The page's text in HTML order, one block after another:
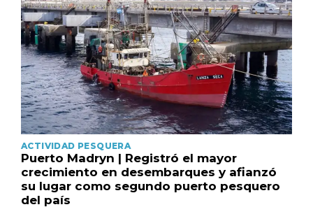
ACTIVIDAD PESQUERA
Puerto Madryn | Registró el mayor
crecimiento en desembarques y afianzó
su lugar como segundo puerto pesquero
del país